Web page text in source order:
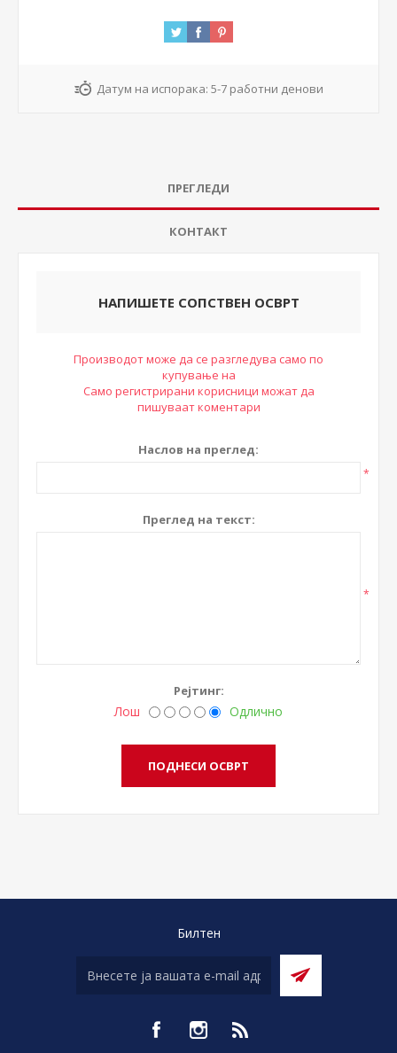
Датум на испорака: 5-7 работни денови
ПРЕГЛЕДИ
КОНТАКТ
НАПИШЕТЕ СОПСТВЕН ОСВРТ
Производот може да се разгледува само по
купување на
Само регистрирани корисници можат да
пишуваат коментари
Наслов на преглед:
*
Преглед на текст:
*
Рејтинг:
Лош Одлично
Билтен